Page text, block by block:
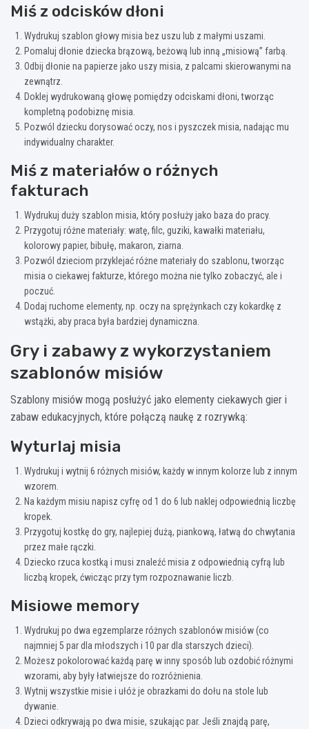
Miś z odcisków dłoni
Wydrukuj szablon głowy misia bez uszu lub z małymi uszami.
Pomaluj dłonie dziecka brązową, beżową lub inną „misiową” farbą.
Odbij dłonie na papierze jako uszy misia, z palcami skierowanymi na
zewnątrz.
Doklej wydrukowaną głowę pomiędzy odciskami dłoni, tworząc
kompletną podobiznę misia.
Pozwól dziecku dorysować oczy, nos i pyszczek misia, nadając mu
indywidualny charakter.
Miś z materiałów o różnych
fakturach
Wydrukuj duży szablon misia, który posłuży jako baza do pracy.
Przygotuj różne materiały: watę, filc, guziki, kawałki materiału,
kolorowy papier, bibułę, makaron, ziarna.
Pozwól dzieciom przyklejać różne materiały do szablonu, tworząc
misia o ciekawej fakturze, którego można nie tylko zobaczyć, ale i
poczuć.
Dodaj ruchome elementy, np. oczy na sprężynkach czy kokardkę z
wstążki, aby praca była bardziej dynamiczna.
Gry i zabawy z wykorzystaniem
szablonów misiów
Szablony misiów mogą posłużyć jako elementy ciekawych gier i
zabaw edukacyjnych, które połączą naukę z rozrywką:
Wyturlaj misia
Wydrukuj i wytnij 6 różnych misiów, każdy w innym kolorze lub z innym
wzorem.
Na każdym misiu napisz cyfrę od 1 do 6 lub naklej odpowiednią liczbę
kropek.
Przygotuj kostkę do gry, najlepiej dużą, piankową, łatwą do chwytania
przez małe rączki.
Dziecko rzuca kostką i musi znaleźć misia z odpowiednią cyfrą lub
liczbą kropek, ćwicząc przy tym rozpoznawanie liczb.
Misiowe memory
Wydrukuj po dwa egzemplarze różnych szablonów misiów (co
najmniej 5 par dla młodszych i 10 par dla starszych dzieci).
Możesz pokolorować każdą parę w inny sposób lub ozdobić różnymi
wzorami, aby były łatwiejsze do rozróżnienia.
Wytnij wszystkie misie i ułóż je obrazkami do dołu na stole lub
dywanie.
Dzieci odkrywają po dwa misie, szukając par. Jeśli znajdą parę,